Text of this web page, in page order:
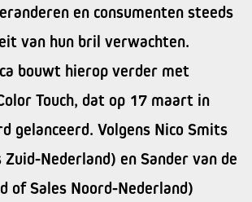
en consumenten steeds
van hun bril verwachten.
bouwt hierop verder met
Touch, dat op 17 maart in
gelanceerd. Volgens Nico Smits
Zuid-Nederland) en Sander van de
of Sales Noord-Nederland)